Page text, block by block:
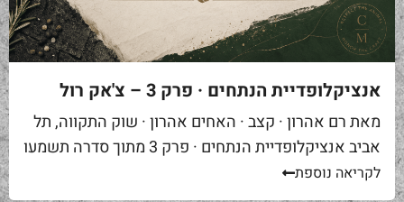
אנציקלופדיית הנתחים · פרק 3 – צ'אק רול
מאת רם אהרון · קצב · האחים אהרון · שוק התקווה, תל
אביב אנציקלופדיית הנתחים · פרק 3 מתוך סדרה תשמעו
סיפור. אתם באים לאחת ממסעדות הבשר הטובות...
לקריאה נוספת